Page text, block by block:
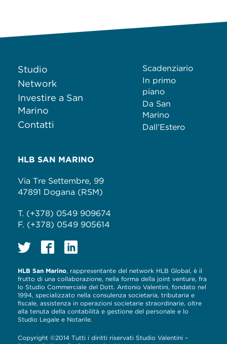
Studio
Network
Investire a San
Marino
Contatti
Scadenziario
In primo
piano
Da San
Marino
Dall’Estero
HLB SAN MARINO
Via Tre Settembre, 99
47891 Dogana (RSM)
T. (+378) 0549 909674
F. (+378) 0549 905614
HLB San Marino, rappresentante del network HLB Global, è il
frutto di una collaborazione, nella forma della joint venture, fra
lo Studio Commerciale del Dott. Antonio Valentini, fondato nel
1994, specializzato nella consulenza societaria, tributaria e
fiscale, assistenza in operazioni societarie straordinarie, oltre
alla tenuta della contabilità e gestione del personale e lo
Studio Legale e Notarile.
Copyright ©2014 Tutti i diritti riservati Studio Valentini –